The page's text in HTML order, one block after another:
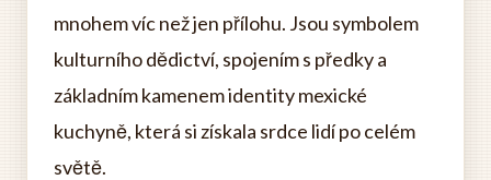
mnohem víc než jen přílohu. Jsou symbolem
kulturního dědictví, spojením s předky a
základním kamenem identity mexické
kuchyně, která si získala srdce lidí po celém
světě.